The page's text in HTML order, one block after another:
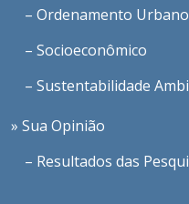
– Ordenamento Urbano
– Socioeconômico
– Sustentabilidade
» Sua Opinião
– Resultados das